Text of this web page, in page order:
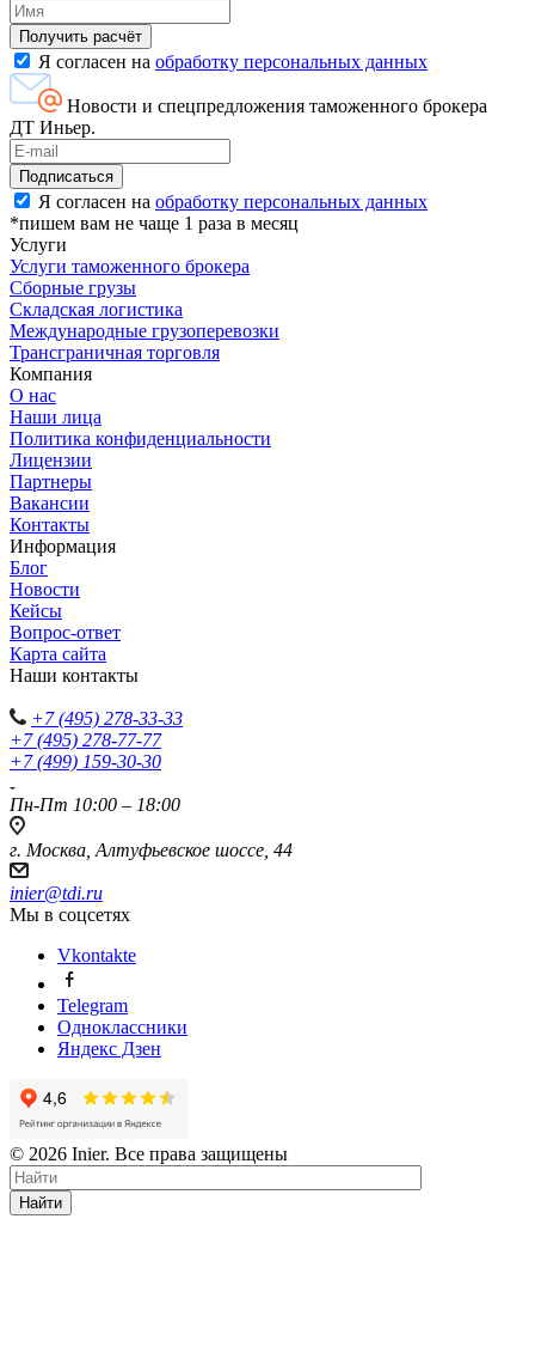
Я согласен на обработку персональных данных
Новости и спецпредложения таможенного брокера
ДТ Иньер.
Я согласен на обработку персональных данных
*пишем вам не чаще 1 раза в месяц
Услуги
Услуги таможенного брокера
Сборные грузы
Складская логистика
Международные грузоперевозки
Трансграничная торговля
Компания
О нас
Наши лица
Политика конфиденциальности
Лицензии
Партнеры
Вакансии
Контакты
Информация
Блог
Новости
Кейсы
Вопрос-ответ
Карта сайта
Наши контакты
+7 (495) 278-33-33
+7 (495) 278-77-77
+7 (499) 159-30-30
Пн-Пт 10:00 – 18:00
г. Москва, Алтуфьевское шоссе, 44
inier@tdi.ru
Мы в соцсетях
Vkontakte
Telegram
Одноклассники
Яндекс Дзен
© 2026 Inier. Все права защищены
Найти